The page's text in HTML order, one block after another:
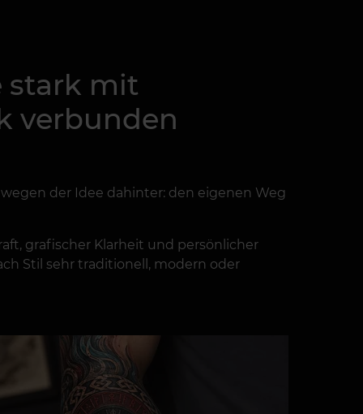
stark mit
verbunden
der Idee dahinter: den eigenen Weg
grafischer Klarheit und persönlicher
Stil sehr traditionell, modern oder